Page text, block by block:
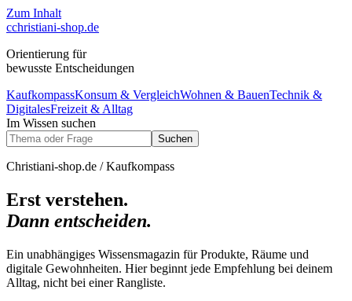
Zum Inhalt
cchristiani-shop.de
Orientierung für
bewusste Entscheidungen
KaufkompassKonsum & VergleichWohnen & BauenTechnik &
DigitalesFreizeit & Alltag
Im Wissen suchen
Suchen
Christiani-shop.de / Kaufkompass
Erst verstehen.
Dann entscheiden.
Ein unabhängiges Wissensmagazin für Produkte, Räume und
digitale Gewohnheiten. Hier beginnt jede Empfehlung bei deinem
Alltag, nicht bei einer Rangliste.